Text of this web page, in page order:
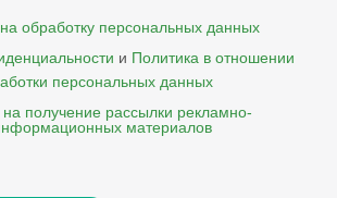
обработку персональных данных
и Политика в отношении
персональных данных
получение рассылки рекламно-
информационных материалов